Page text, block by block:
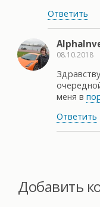
Ответить
08.10.2018
меня в
Ответить
Добавить